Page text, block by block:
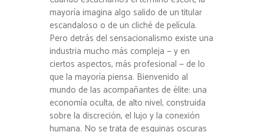
mayoría imagina algo salido de un titular
escandaloso o de un cliché de película.
Pero detrás del sensacionalismo existe una
industria mucho más compleja — y en
ciertos aspectos, más profesional — de lo
que la mayoría piensa. Bienvenido al
mundo de las acompañantes de élite: una
economía oculta, de alto nivel, construida
sobre la discreción, el lujo y la conexión
humana. No se trata de esquinas oscuras